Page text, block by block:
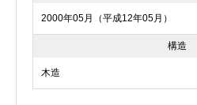
2000年05月（平成12年05月）
構造
木造